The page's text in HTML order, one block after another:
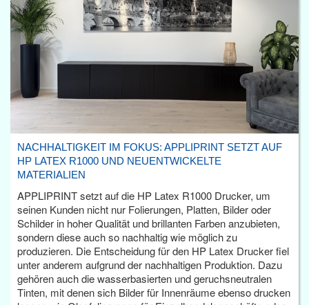
NACHHALTIGKEIT IM FOKUS: APPLIPRINT SETZT AUF
HP LATEX R1000 UND NEUENTWICKELTE
MATERIALIEN
APPLIPRINT setzt auf die HP Latex R1000 Drucker, um
seinen Kunden nicht nur Folierungen, Platten, Bilder oder
Schilder in hoher Qualität und brillanten Farben anzubieten,
sondern diese auch so nachhaltig wie möglich zu
produzieren. Die Entscheidung für den HP Latex Drucker fiel
unter anderem aufgrund der nachhaltigen Produktion. Dazu
gehören auch die wasserbasierten und geruchsneutralen
Tinten, mit denen sich Bilder für Innenräume ebenso drucken